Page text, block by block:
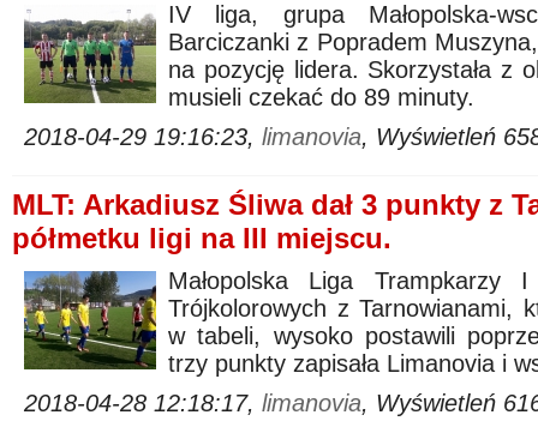
IV liga, grupa Małopolska-
Barciczanki z Popradem
na pozycję lidera. Skorzystała z
musieli czekać do 89 minuty.
2018-04-29 19:16:23, limanovia, Wyświetleń
MLT: Arkadiusz Śliwa dał 3 punkty z
półmetku ligi na III miejscu.
Małopolska Liga
Trójkolorowych z Tarnowianami,
w tabeli, wysoko postawili
trzy punkty zapisała Limanovia i
2018-04-28 12:18:17, limanovia, Wyświetleń